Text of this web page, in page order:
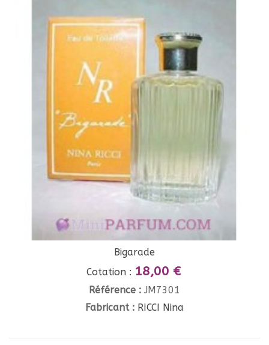
Bigarade
Cotation : 18,00 €
Référence : JM7301
Fabricant : RICCI Nina